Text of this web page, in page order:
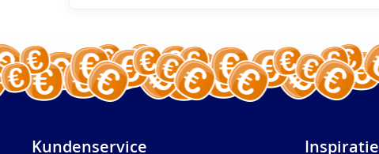
Kundenservice Inspiratie